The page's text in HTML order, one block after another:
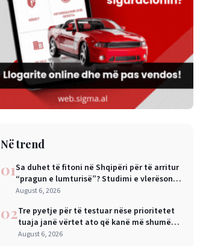
Në trend
01Sa duhet të fitoni në Shqipëri për të arritur
“pragun e lumturisë”? Studimi e vlerëson
në 28 mijë dollarë në vit
August 6, 2026
02Tre pyetje për të testuar nëse prioritetet
tuaja janë vërtet ato që kanë më shumë
rëndësi
August 6, 2026